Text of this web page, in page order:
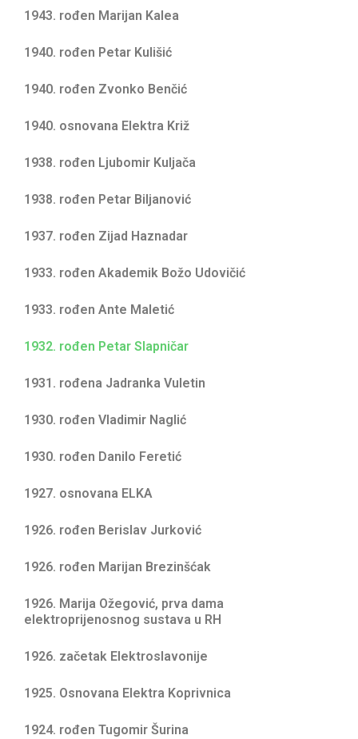
1943. rođen Marijan Kalea
1940. rođen Petar Kulišić
1940. rođen Zvonko Benčić
1940. osnovana Elektra Križ
1938. rođen Ljubomir Kuljača
1938. rođen Petar Biljanović
1937. rođen Zijad Haznadar
1933. rođen Akademik Božo Udovičić
1933. rođen Ante Maletić
1932. rođen Petar Slapničar
1931. rođena Jadranka Vuletin
1930. rođen Vladimir Naglić
1930. rođen Danilo Feretić
1927. osnovana ELKA
1926. rođen Berislav Jurković
1926. rođen Marijan Brezinšćak
1926. Marija Ožegović, prva dama
elektroprijenosnog sustava u RH
1926. začetak Elektroslavonije
1925. Osnovana Elektra Koprivnica
1924. rođen Tugomir Šurina